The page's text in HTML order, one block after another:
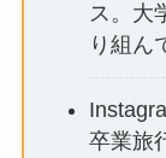
ス。大
り組ん
卒業旅